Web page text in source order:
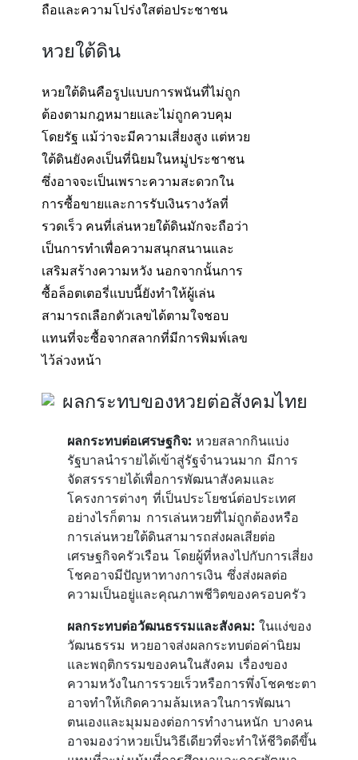
ถือและความโปร่งใสต่อประชาชน
หวยใต้ดิน
หวยใต้ดินคือรูปแบบการพนันที่ไม่ถูก
ต้องตามกฎหมายและไม่ถูกควบคุม
โดยรัฐ แม้ว่าจะมีความเสี่ยงสูง แต่หวย
ใต้ดินยังคงเป็นที่นิยมในหมู่ประชาชน
ซึ่งอาจจะเป็นเพราะความสะดวกใน
การซื้อขายและการรับเงินรางวัลที่
รวดเร็ว คนที่เล่นหวยใต้ดินมักจะถือว่า
เป็นการทำเพื่อความสนุกสนานและ
เสริมสร้างความหวัง นอกจากนั้นการ
ซื้อล็อตเตอรี่แบบนี้ยังทำให้ผู้เล่น
สามารถเลือกตัวเลขได้ตามใจชอบ
แทนที่จะซื้อจากสลากที่มีการพิมพ์เลข
ไว้ล่วงหน้า
ผลกระทบของหวยต่อสังคมไทย
ผลกระทบต่อเศรษฐกิจ: หวยสลากกินแบ่ง
รัฐบาลนำรายได้เข้าสู่รัฐจำนวนมาก มีการ
จัดสรรรายได้เพื่อการพัฒนาสังคมและ
โครงการต่างๆ ที่เป็นประโยชน์ต่อประเทศ
อย่างไรก็ตาม การเล่นหวยที่ไม่ถูกต้องหรือ
การเล่นหวยใต้ดินสามารถส่งผลเสียต่อ
เศรษฐกิจครัวเรือน โดยผู้ที่หลงไปกับการเสี่ยง
โชคอาจมีปัญหาทางการเงิน ซึ่งส่งผลต่อ
ความเป็นอยู่และคุณภาพชีวิตของครอบครัว
ผลกระทบต่อวัฒนธรรมและสังคม: ในแง่ของ
วัฒนธรรม หวยอาจส่งผลกระทบต่อค่านิยม
และพฤติกรรมของคนในสังคม เรื่องของ
ความหวังในการรวยเร็วหรือการพึ่งโชคชะตา
อาจทำให้เกิดความล้มเหลวในการพัฒนา
ตนเองและมุมมองต่อการทำงานหนัก บางคน
อาจมองว่าหวยเป็นวิธีเดียวที่จะทำให้ชีวิตดีขึ้น